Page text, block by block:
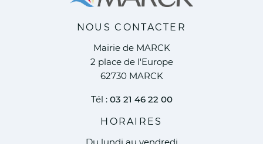
NOUS CONTACTER
Mairie de MARCK
2 place de l'Europe
62730 MARCK
Tél : 03 21 46 22 00
HORAIRES
Du lundi au vendredi